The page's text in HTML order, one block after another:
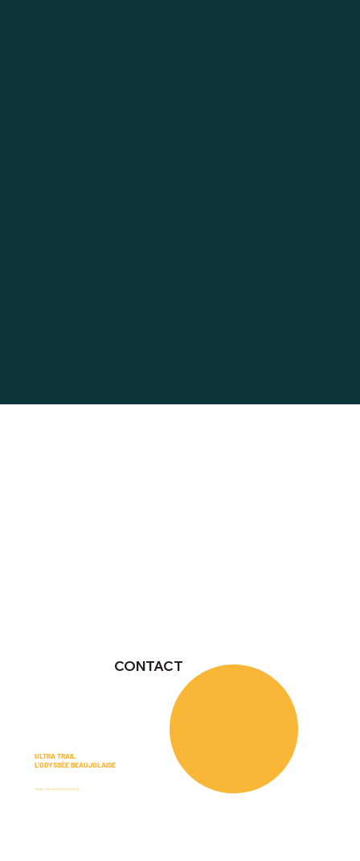
CONTACT
ULTRA TRAIL
L'ODYSSÉE BEAUJOLAISE
Fleurie - Rhône le 11 & 12 avril 2026